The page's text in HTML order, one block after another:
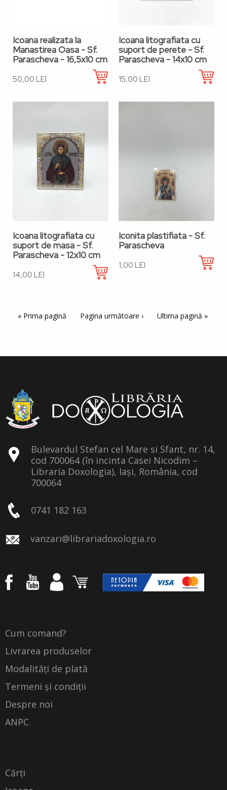
Icoana realizata la
Manastirea Oasa - Sf.
Parascheva - 16,5x10 cm
50,00 LEI
Icoana litografiata cu
suport de perete - Sf.
Parascheva - 14x10 cm
15,00 LEI
Icoana litografiata cu
suport de masa - Sf.
Parascheva - 12x10 cm
14,00 LEI
Iconita plastifiata - Sf.
Parascheva
1,00 LEI
Paginație
Prima pagină
« Prima pagină Pagina următoare
Pagina următoare › Ultima pagină
Ultima pagină »
Bulevardul Stefan cel Mare si Sfant, nr. 14,
cod 700064 (în incinta Casei Nicodim –
Libraria Doxologia), Iași, România, cod
700064
0741 182 163
vanzari@librariadoxologia.ro
Cum comand?
Livrarea produselor
Modalități de plată
Termeni și condiții
Despre noi
ANPC
Cărți